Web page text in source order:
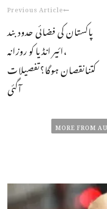
Previous Article
پاکستان کی فضائی حدودبند
،ائیر انڈیا کو روزانہ
کتنانقصان ہوگا؟تفصیلات
آگئی
MORE FROM